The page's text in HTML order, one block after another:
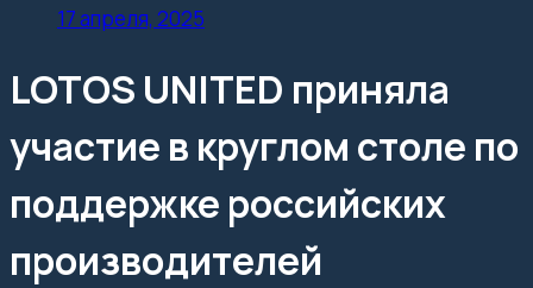
17 апреля, 2025
LOTOS UNITED приняла
участие в круглом столе по
поддержке российских
производителей